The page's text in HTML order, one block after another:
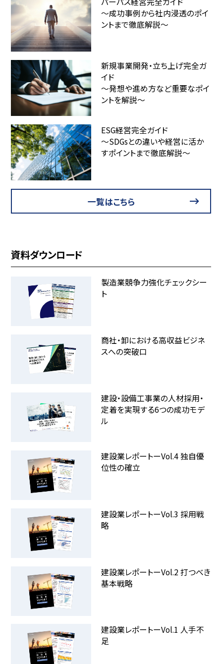
～成功事例から社内浸透のポイ
ントまで徹底解説～
新規事業開発・立ち上げ完全ガ
イド
～発想や進め方など重要なポイ
ントを解説～
ESG経営完全ガイド
～SDGsとの違いや経営に活か
すポイントまで徹底解説～
一覧はこちら
資料ダウンロード
製造業競争力強化チェックシー
ト
商社・卸における高収益ビジネ
スへの突破口
建設・設備工事業の人材採用・
定着を実現する6つの成功モデ
ル
建設業レポートーVol.4 独自優
位性の確立
建設業レポートーVol.3 採用戦
略
建設業レポートーVol.2 打つべき
基本戦略
建設業レポートーVol.1 人手不
足